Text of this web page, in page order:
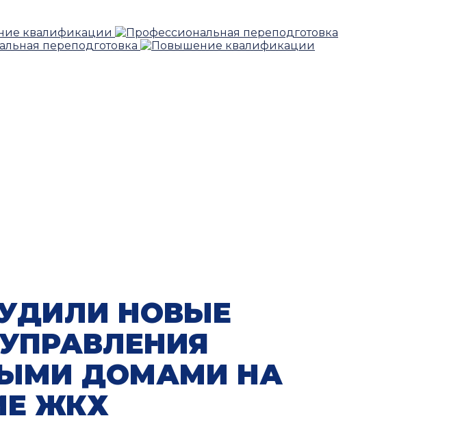
НОВЫЕ
ДОМАМИ НА
ЖКХ